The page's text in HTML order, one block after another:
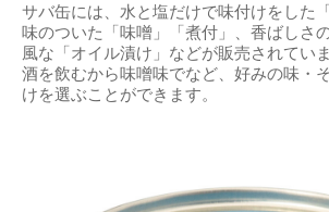
サバ缶には、水と塩だけで味付けをした
味のついた「味噌」「煮付」、香ばしさ
風な「オイル漬け」などが販売されてい
酒を飲むから味噌味でなど、好みの味・
けを選ぶことができます。